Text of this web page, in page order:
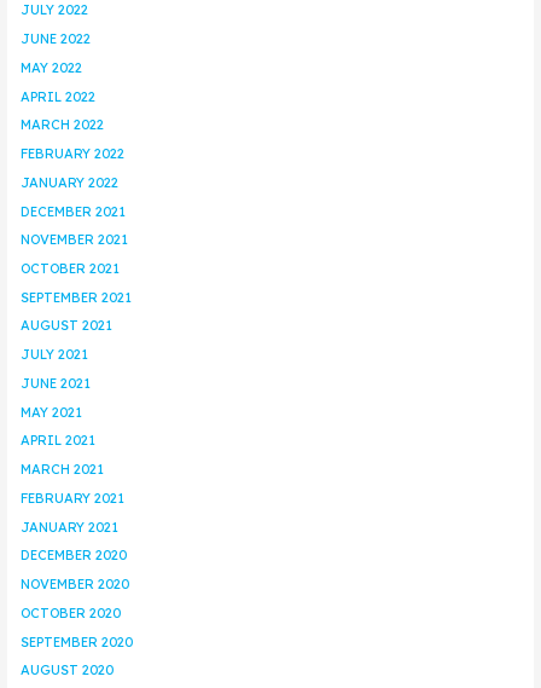
JULY 2022
JUNE 2022
MAY 2022
APRIL 2022
MARCH 2022
FEBRUARY 2022
JANUARY 2022
DECEMBER 2021
NOVEMBER 2021
OCTOBER 2021
SEPTEMBER 2021
AUGUST 2021
JULY 2021
JUNE 2021
MAY 2021
APRIL 2021
MARCH 2021
FEBRUARY 2021
JANUARY 2021
DECEMBER 2020
NOVEMBER 2020
OCTOBER 2020
SEPTEMBER 2020
AUGUST 2020